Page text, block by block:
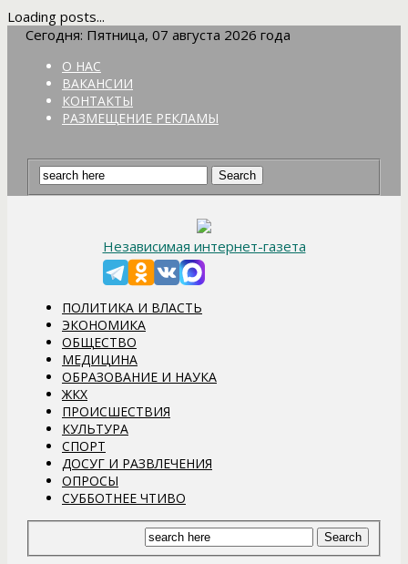
Loading posts...
Сегодня: Пятница, 07 августа 2026 года
О НАС
ВАКАНСИИ
КОНТАКТЫ
РАЗМЕЩЕНИЕ РЕКЛАМЫ
Независимая интернет-газета
ПОЛИТИКА И ВЛАСТЬ
ЭКОНОМИКА
ОБЩЕСТВО
МЕДИЦИНА
ОБРАЗОВАНИЕ И НАУКА
ЖКХ
ПРОИСШЕСТВИЯ
КУЛЬТУРА
СПОРТ
ДОСУГ И РАЗВЛЕЧЕНИЯ
ОПРОСЫ
СУББОТНЕЕ ЧТИВО